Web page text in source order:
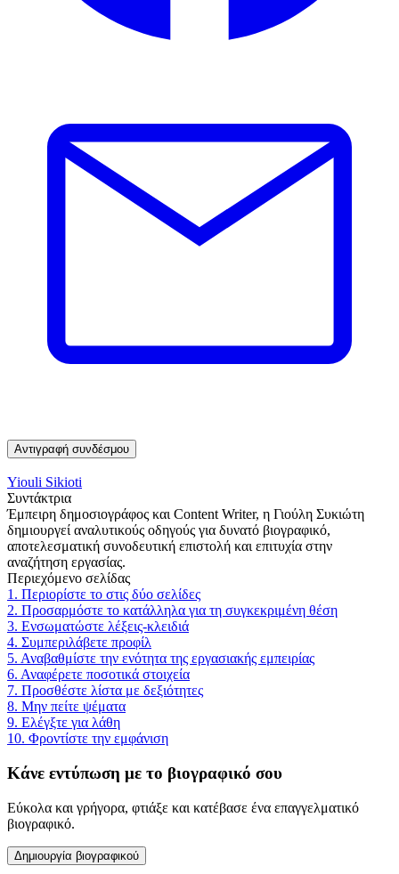
Αντιγραφή συνδέσμου
Yiouli Sikioti
Συντάκτρια
Έμπειρη δημοσιογράφος και Content Writer, η Γιούλη Συκιώτη
δημιουργεί αναλυτικούς οδηγούς για δυνατό βιογραφικό,
αποτελεσματική συνοδευτική επιστολή και επιτυχία στην
αναζήτηση εργασίας.
Περιεχόμενο σελίδας
1. Περιορίστε το στις δύο σελίδες
2. Προσαρμόστε το κατάλληλα για τη συγκεκριμένη θέση
3. Ενσωματώστε λέξεις-κλειδιά
4. Συμπεριλάβετε προφίλ
5. Αναβαθμίστε την ενότητα της εργασιακής εμπειρίας
6. Αναφέρετε ποσοτικά στοιχεία
7. Προσθέστε λίστα με δεξιότητες
8. Μην πείτε ψέματα
9. Ελέγξτε για λάθη
10. Φροντίστε την εμφάνιση
Κάνε εντύπωση με το βιογραφικό σου
Εύκολα και γρήγορα, φτιάξε και κατέβασε ένα επαγγελματικό
βιογραφικό.
Δημιουργία βιογραφικού